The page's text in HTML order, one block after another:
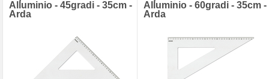
Alluminio - 45gradi - 35cm -
Arda
Alluminio - 60gradi - 35cm -
Arda